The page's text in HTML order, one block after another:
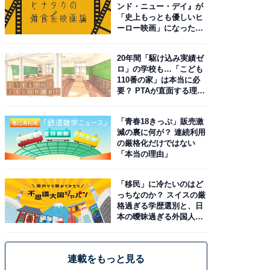
ンド・ニュー・デイ』が
「史上もっとも優しいヒ
ーロー映画」になった理
20年間「駆け込み実績ゼ
ロ」の学校も…「こども
110番の家」は本当に必
要？ PTAが直面する理想
「青春18きっぷ」販売激
減の裏に何が？ 連続利用
の厳格化だけではない
「本当の理由」
「移民」に冷たいのはど
っちなのか？ スイスの厳
格過ぎる学歴選別と、日
本の曖昧過ぎる外国人政
連載をもっと見る